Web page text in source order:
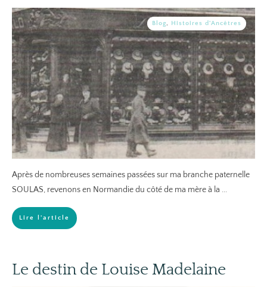
Blog, Histoires d'Ancêtres
Après de nombreuses semaines passées sur ma branche paternelle
SOULAS, revenons en Normandie du côté de ma mère à la ...
Lire l'article
Le destin de Louise Madelaine